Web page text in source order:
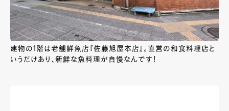
建物の1階は老舗鮮魚店『佐藤旭屋本店』。直営の和食料理店と
いうだけあり、新鮮な魚料理が自慢なんです！